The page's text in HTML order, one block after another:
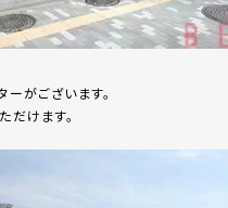
がございます。
だけます。